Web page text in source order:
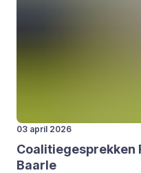
03 april 2026
Coa­li­tie­ge­sprek­ken
Baar­le